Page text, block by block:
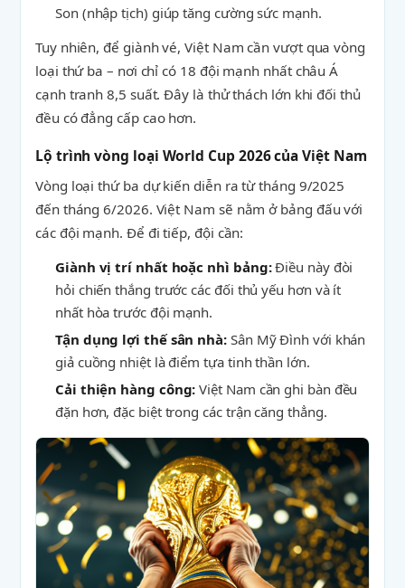
Son (nhập tịch) giúp tăng cường sức mạnh.
Tuy nhiên, để giành vé, Việt Nam cần vượt qua vòng
loại thứ ba – nơi chỉ có 18 đội mạnh nhất châu Á
cạnh tranh 8,5 suất. Đây là thử thách lớn khi đối thủ
đều có đẳng cấp cao hơn.
Lộ trình vòng loại World Cup 2026 của Việt Nam
Vòng loại thứ ba dự kiến diễn ra từ tháng 9/2025
đến tháng 6/2026. Việt Nam sẽ nằm ở bảng đấu với
các đội mạnh. Để đi tiếp, đội cần:
Giành vị trí nhất hoặc nhì bảng:Điều này đòi
hỏi chiến thắng trước các đối thủ yếu hơn và ít
nhất hòa trước đội mạnh.
Tận dụng lợi thế sân nhà: Sân Mỹ Đình với khán
giả cuồng nhiệt là điểm tựa tinh thần lớn.
Cải thiện hàng công: Việt Nam cần ghi bàn đều
đặn hơn, đặc biệt trong các trận căng thẳng.